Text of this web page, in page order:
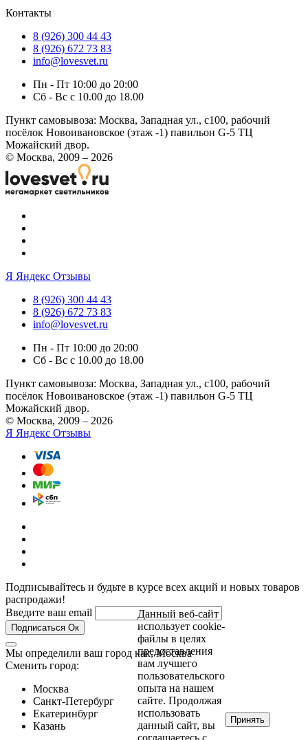
Контакты
8 (926) 300 44 43
8 (926) 672 73 83
info@lovesvet.ru
Пн - Пт 10:00 до 20:00
Сб - Вс с 10.00 до 18.00
Пункт самовывоза: Москва, Западная ул., с100, рабочий
посёлок Новоивановское (этаж -1) павильон G-5 ТЦ
Можайский двор.
© Москва, 2009 – 2026
Я Яндекс Отзывы
8 (926) 300 44 43
8 (926) 672 73 83
info@lovesvet.ru
Пн - Пт 10:00 до 20:00
Сб - Вс с 10.00 до 18.00
Пункт самовывоза: Москва, Западная ул., с100, рабочий
посёлок Новоивановское (этаж -1) павильон G-5 ТЦ
Можайский двор.
© Москва, 2009 – 2026
Я Яндекс Отзывы
Подписывайтесь и будьте в курсе всех акций и новых товаров
распродажи!
Введите ваш email
Подписаться Ок
Мы определили ваш город как,Москва
Сменить город:
Москва
Санкт-Петербург
Екатеринбург
Казань
Данный веб-сайт
использует cookie-
файлы в целях
предоставления
вам лучшего
пользовательского
опыта на нашем
сайте. Продолжая
использовать
данный сайт, вы
соглашаетесь с
Принять